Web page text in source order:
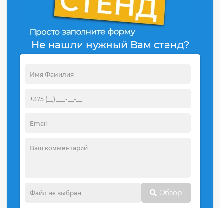
Не нашли нужный Вам стенд?
Обзор